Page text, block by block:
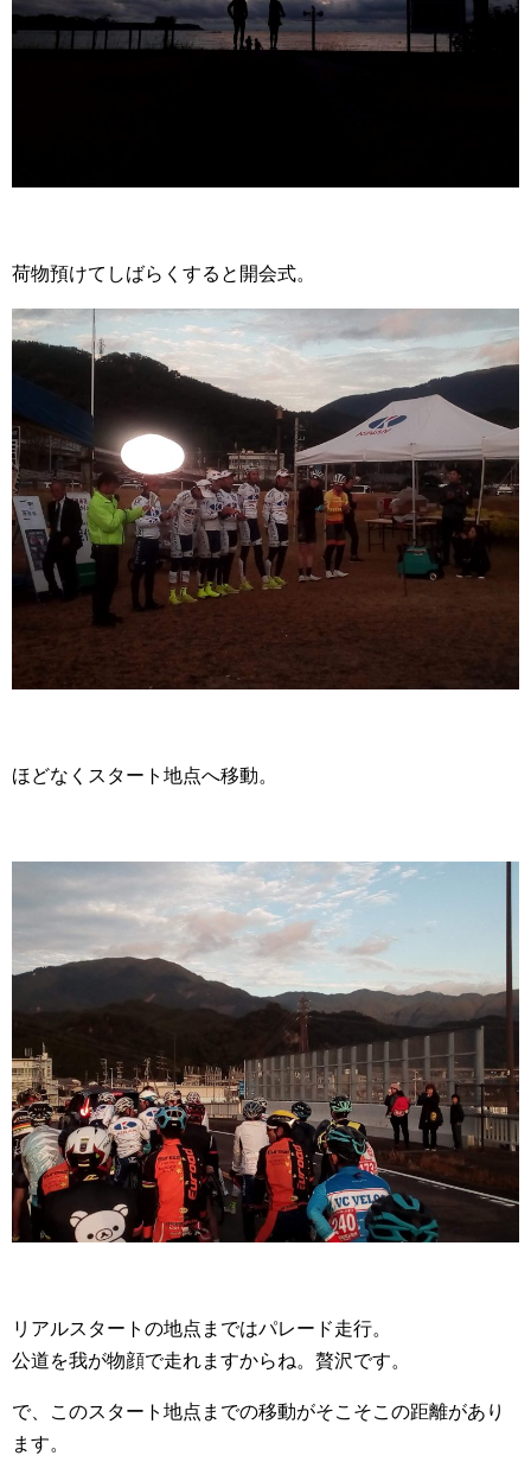
荷物預けてしばらくすると開会式。
ほどなくスタート地点へ移動。
リアルスタートの地点まではパレード走行。
公道を我が物顔で走れますからね。贅沢です。
で、このスタート地点までの移動がそこそこの距離があり
ます。